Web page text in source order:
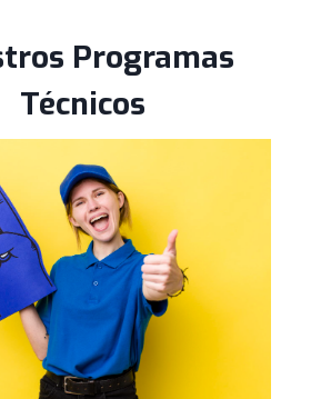
Programas
Técnicos